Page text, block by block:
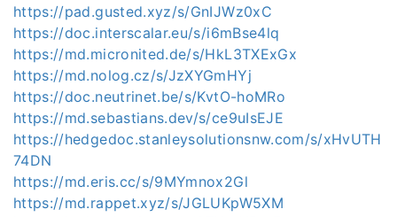
https://pad.gusted.xyz/s/GnIJWz0xC
https://doc.interscalar.eu/s/i6mBse4lq
https://md.micronited.de/s/HkL3TXExGx
https://md.nolog.cz/s/JzXYGmHYj
https://doc.neutrinet.be/s/KvtO-hoMRo
https://md.sebastians.dev/s/ce9uIsEJE
https://hedgedoc.stanleysolutionsnw.com/s/xHvUTH
74DN
https://md.eris.cc/s/9MYmnox2Gl
https://md.rappet.xyz/s/JGLUKpW5XM